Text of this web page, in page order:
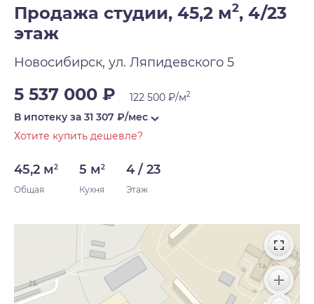
Продажа студии, 45,2 м2, 4/23
этаж
Новосибирск, ул. Ляпидевского 5
5 537 000 ₽ 122 500 ₽/м2
В ипотеку за 31 307 ₽/мес
Хотите купить дешевле?
45,2 м2
Общая
5 м2
Кухня
4 / 23
Этаж